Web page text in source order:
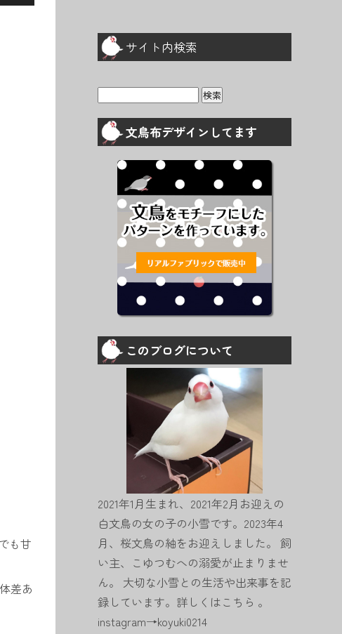
も甘
体差あ
サイト内検索
検
文鳥布デザインしてます
このブログについて
2021年1月生まれ、2021年2月お迎えの
白文鳥の女の子の小雪です。2023年4
月、桜文鳥の紬をお迎えしました。 飼
い主、こゆつむへの溺愛が止まりませ
ん。 大切な小雪との生活や出来事を記
録しています。詳しくはこちら 。
instagram→koyuki0214